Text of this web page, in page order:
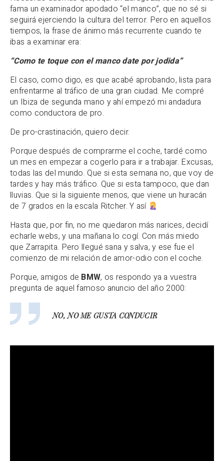
fama un examinador apodado “el manco”, que no sé si
seguirá ejerciendo la cultura del terror. Pero en aquellos
tiempos, la frase de ánimo más recurrente cuando te
ibas a examinar era:
“Como te toque con el manco date por jodida”
El caso, como digo, es que acabé aprobando, lista para
enfrentarme al tráfico de una gran ciudad. Me compré
un Ibiza de segunda mano y ahí empezó mi andadura
como conductora de pro.
De pro-crastinación, quiero decir.
Porque después de comprarme el coche, tardé como
un mes en empezar a cogerlo para ir a trabajar. Excusas,
todas las del mundo. Que si esta semana no, que voy de
tardes y hay más tráfico. Que si esta tampoco, que dan
lluvias. Que si la siguiente menos, que viene un huracán
de 7 grados en la escala Ritcher. Y así
Hasta que, por fin, no me quedaron más narices, decidí
echarle webs, y una mañana lo cogí. Con más miedo
que Zarrapita. Pero llegué sana y salva, y ese fue el
comienzo de mi relación de amor-odio con el coche.
Porque, amigos de BMW, os respondo ya a vuestra
pregunta de aquel famoso anuncio del año 2000:
NO, NO ME GUSTA CONDUCIR